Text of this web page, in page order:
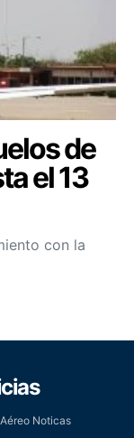
de
el 13
con la
Noticas